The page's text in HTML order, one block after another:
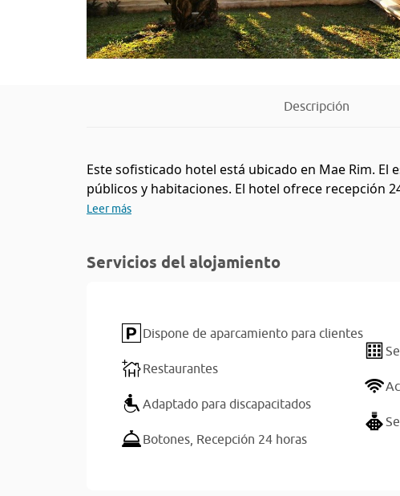
Descripción
Este sofisticado hotel está ubicado en Mae Rim. El
públicos y habitaciones. El hotel ofrece recepción
Leer más
Servicios del alojamiento
Dispone de aparcamiento para clientes
Restaurantes
Adaptado para discapacitados
Botones, Recepción 24 horas